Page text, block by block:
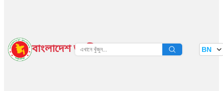
বাংলাদেশ জাতীয় তথ্য বাতায়ন BN